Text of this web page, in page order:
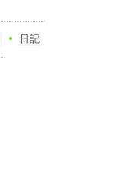
日記